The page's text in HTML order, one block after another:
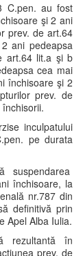
C.pen. au fost
şi 2 ani
prev. de art.64
ani pedeapsa
art.64 lit.a şi b
cea mai
închisoare şi 2
prev. de
inculpatului
pe durata
suspendarea
închisoare, la
nr.787 din
definitivă prin
Apel Alba Iulia.
rezultantă în
prev. de